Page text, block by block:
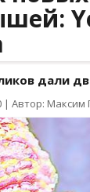
дали
| Автор: Максим